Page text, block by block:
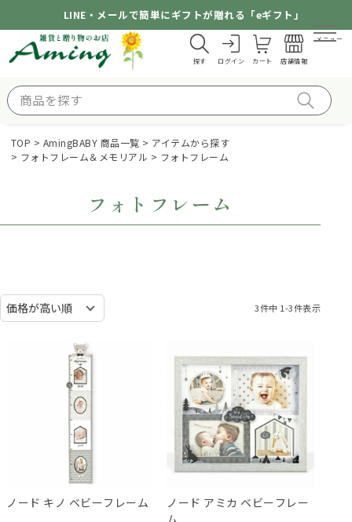
LINE・メールで簡単にギフトが贈れる「eギフト」
探す ログイン カート 店舗情報
メニュー
TOP AmingBABY 商品一覧
アイテムから探す
フォトフレーム＆メモリアル
フォトフレーム
フォトフレーム
3件中 1-3件表示
ノード キノ ベビーフレーム
ノード アミカ ベビーフレー
ム